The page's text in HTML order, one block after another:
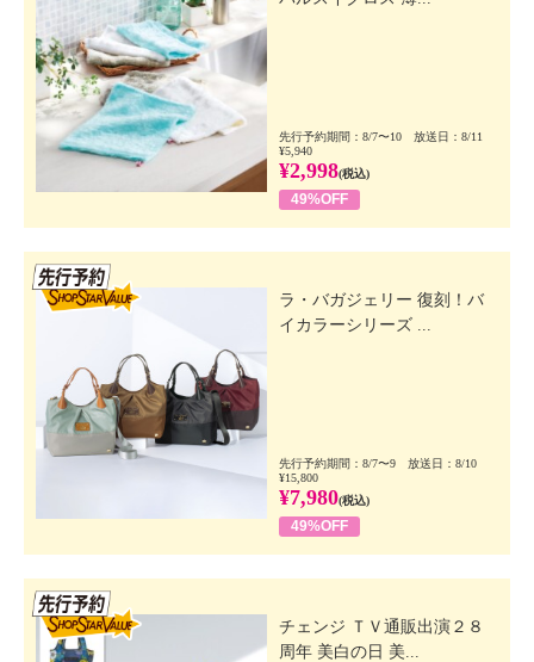
先行予約期間：8/7〜10 放送日：8/11
¥5,940
¥2,998(税込)
49%OFF
ラ・バガジェリー 復刻！バ
イカラーシリーズ ...
先行予約期間：8/7〜9 放送日：8/10
¥15,800
¥7,980(税込)
49%OFF
チェンジ ＴＶ通販出演２８
周年 美白の日 美...